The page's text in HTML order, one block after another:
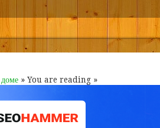
» You are reading »